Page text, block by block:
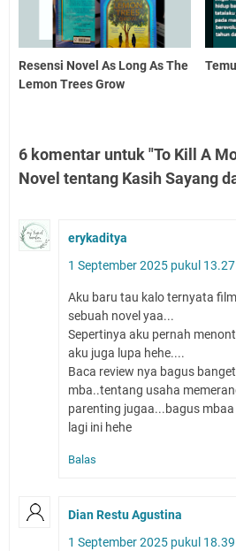
Resensi Novel As Long As The
Lemon Trees Grow
6 komentar untuk "To Kill A
Novel tentang Kasih Sayang
erykaditya
1 September 2025 pukul 13.27
Aku baru tau kalo ternyata
sebuah novel yaa...
Sepertinya aku pernah
aku juga lupa hehe....
Baca review nya bagus
mba..tentang usaha
parenting jugaa...bagus
lagi ini hehe
Balas
Dian Restu Agustina
1 September 2025 pukul 18.39